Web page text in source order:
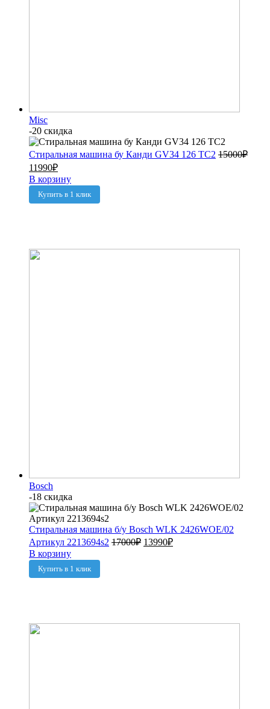
Misc
-20 скидка
Стиральная машина бу Канди GV34 126 TC2 15000₽
11990₽
В корзину
Купить в 1 клик
Bosch
-18 скидка
Стиральная машина б/у Bosch WLK 2426WOE/02
Артикул 2213694s2 17000₽ 13990₽
В корзину
Купить в 1 клик